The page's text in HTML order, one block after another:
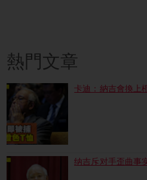
熱門文章
卡迪：納吉會換
纳吉斥对手歪曲事